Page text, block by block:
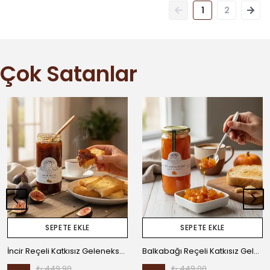
1 2
Çok Satanlar
SEPETE EKLE
İncir Reçeli Katkısız Geleneksel Ev Yapımı
SEPETE EKLE
Balkabağı Reçeli Katkısız Geleneksel Ev Yapımı